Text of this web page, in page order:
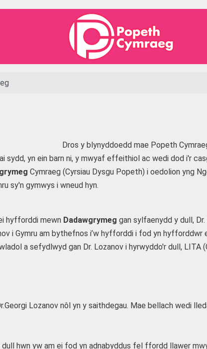
Dros y blynyddoedd mae Popeth
sydd, yn ein barn ni, y mwyaf effeithiol ac wedi dod i'r
Cymraeg (Cyrsiau Dysgu Popeth) i oedolion yng
sy'n gymwys i wneud hyn.
hyfforddi mewn Dadawgrymeg gan sylfaenydd y dull,
i Gymru am bythefnos i’w hyfforddi i fod yn
a sefydlwyd gan Dr. Lozanov i hyrwyddo'r dull,
Lozanov nôl yn y saithdegau. Mae bellach wedi
hwn yw am ei fod yn adnabyddus fel ffordd llawer